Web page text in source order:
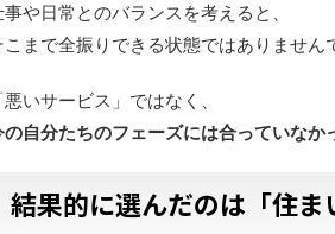
事や日常とのバランスを考えると、
こまで全振りできる状態ではありません
悪いサービス」ではなく、
の自分たちのフェーズには合っていなか
結果的に選んだのは「住